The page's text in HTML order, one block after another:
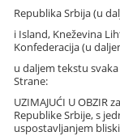
Republika Srbija (u
i Island, Kneževina
Konfederacija (u
u daljem tekstu
Strane:
UZIMAJUĆI U OBZIR
Republike Srbije, s
uspostavljanjem